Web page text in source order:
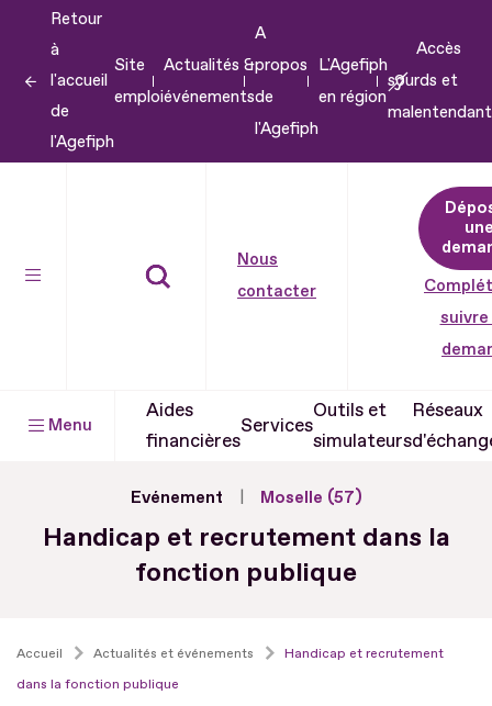
contenu
Retour
à
l'accueil
de
l'Agefiph
Site
emploi
Actualités &
événements
A
propos
de
l'Agefiph
L'Agefiph
en région
Accès
sourds et
Nous
contacter
suivre
Menu
Aides
financières
Services
Outils et
simulateurs
Réseaux
Evénement Moselle (57)
Handicap et recrutement dans la
fonction publique
Accueil Actualités et événements
Handicap et recrutement
dans la fonction publique